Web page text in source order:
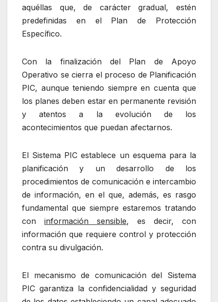
aquéllas que, de carácter gradual, estén
predefinidas en el Plan de Protección
Específico.
Con la finalización del Plan de Apoyo
Operativo se cierra el proceso de Planificación
PIC, aunque teniendo siempre en cuenta que
los planes deben estar en permanente revisión
y atentos a la evolución de los
acontecimientos que puedan afectarnos.
El Sistema PIC establece un esquema para la
planificación y un desarrollo de los
procedimientos de comunicación e intercambio
de información, en el que, además, es rasgo
fundamental que siempre estaremos tratando
con información sensible, es decir, con
información que requiere control y protección
contra su divulgación.
El mecanismo de comunicación del Sistema
PIC garantiza la confidencialidad y seguridad